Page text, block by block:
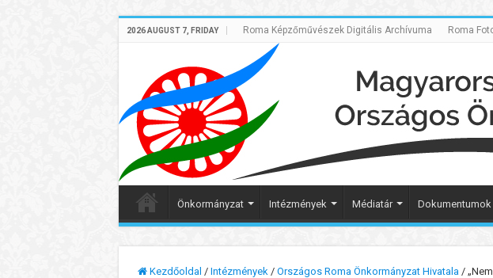
2026 AUGUST 7, FRIDAY Roma Képzőművészek Digitális Archívuma Roma
Önkormányzat Intézmények Médiatár Dokumentumok
Kezdőoldal / Intézmények / Országos Roma Önkormányzat Hivatala /